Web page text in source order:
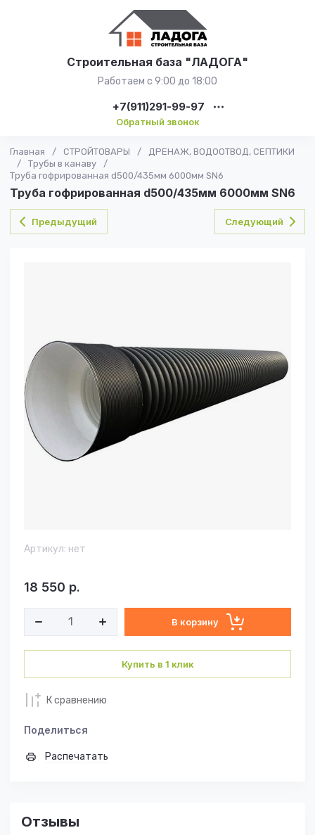
Строительная база "ЛАДОГА"
Работаем с 9:00 до 18:00
+7(911)291-99-97
Обратный звонок
Главная / СТРОЙТОВАРЫ /
ДРЕНАЖ, ВОДООТВОД, СЕПТИКИ
/
Трубы в канаву
/
Труба гофрированная d500/435мм 6000мм SN6
Труба гофрированная d500/435мм 6000мм SN6
Предыдущий Следующий
Артикул: нет
18 550 р.
В корзину
Купить в 1 клик
К сравнению
Поделиться
Распечатать
Отзывы